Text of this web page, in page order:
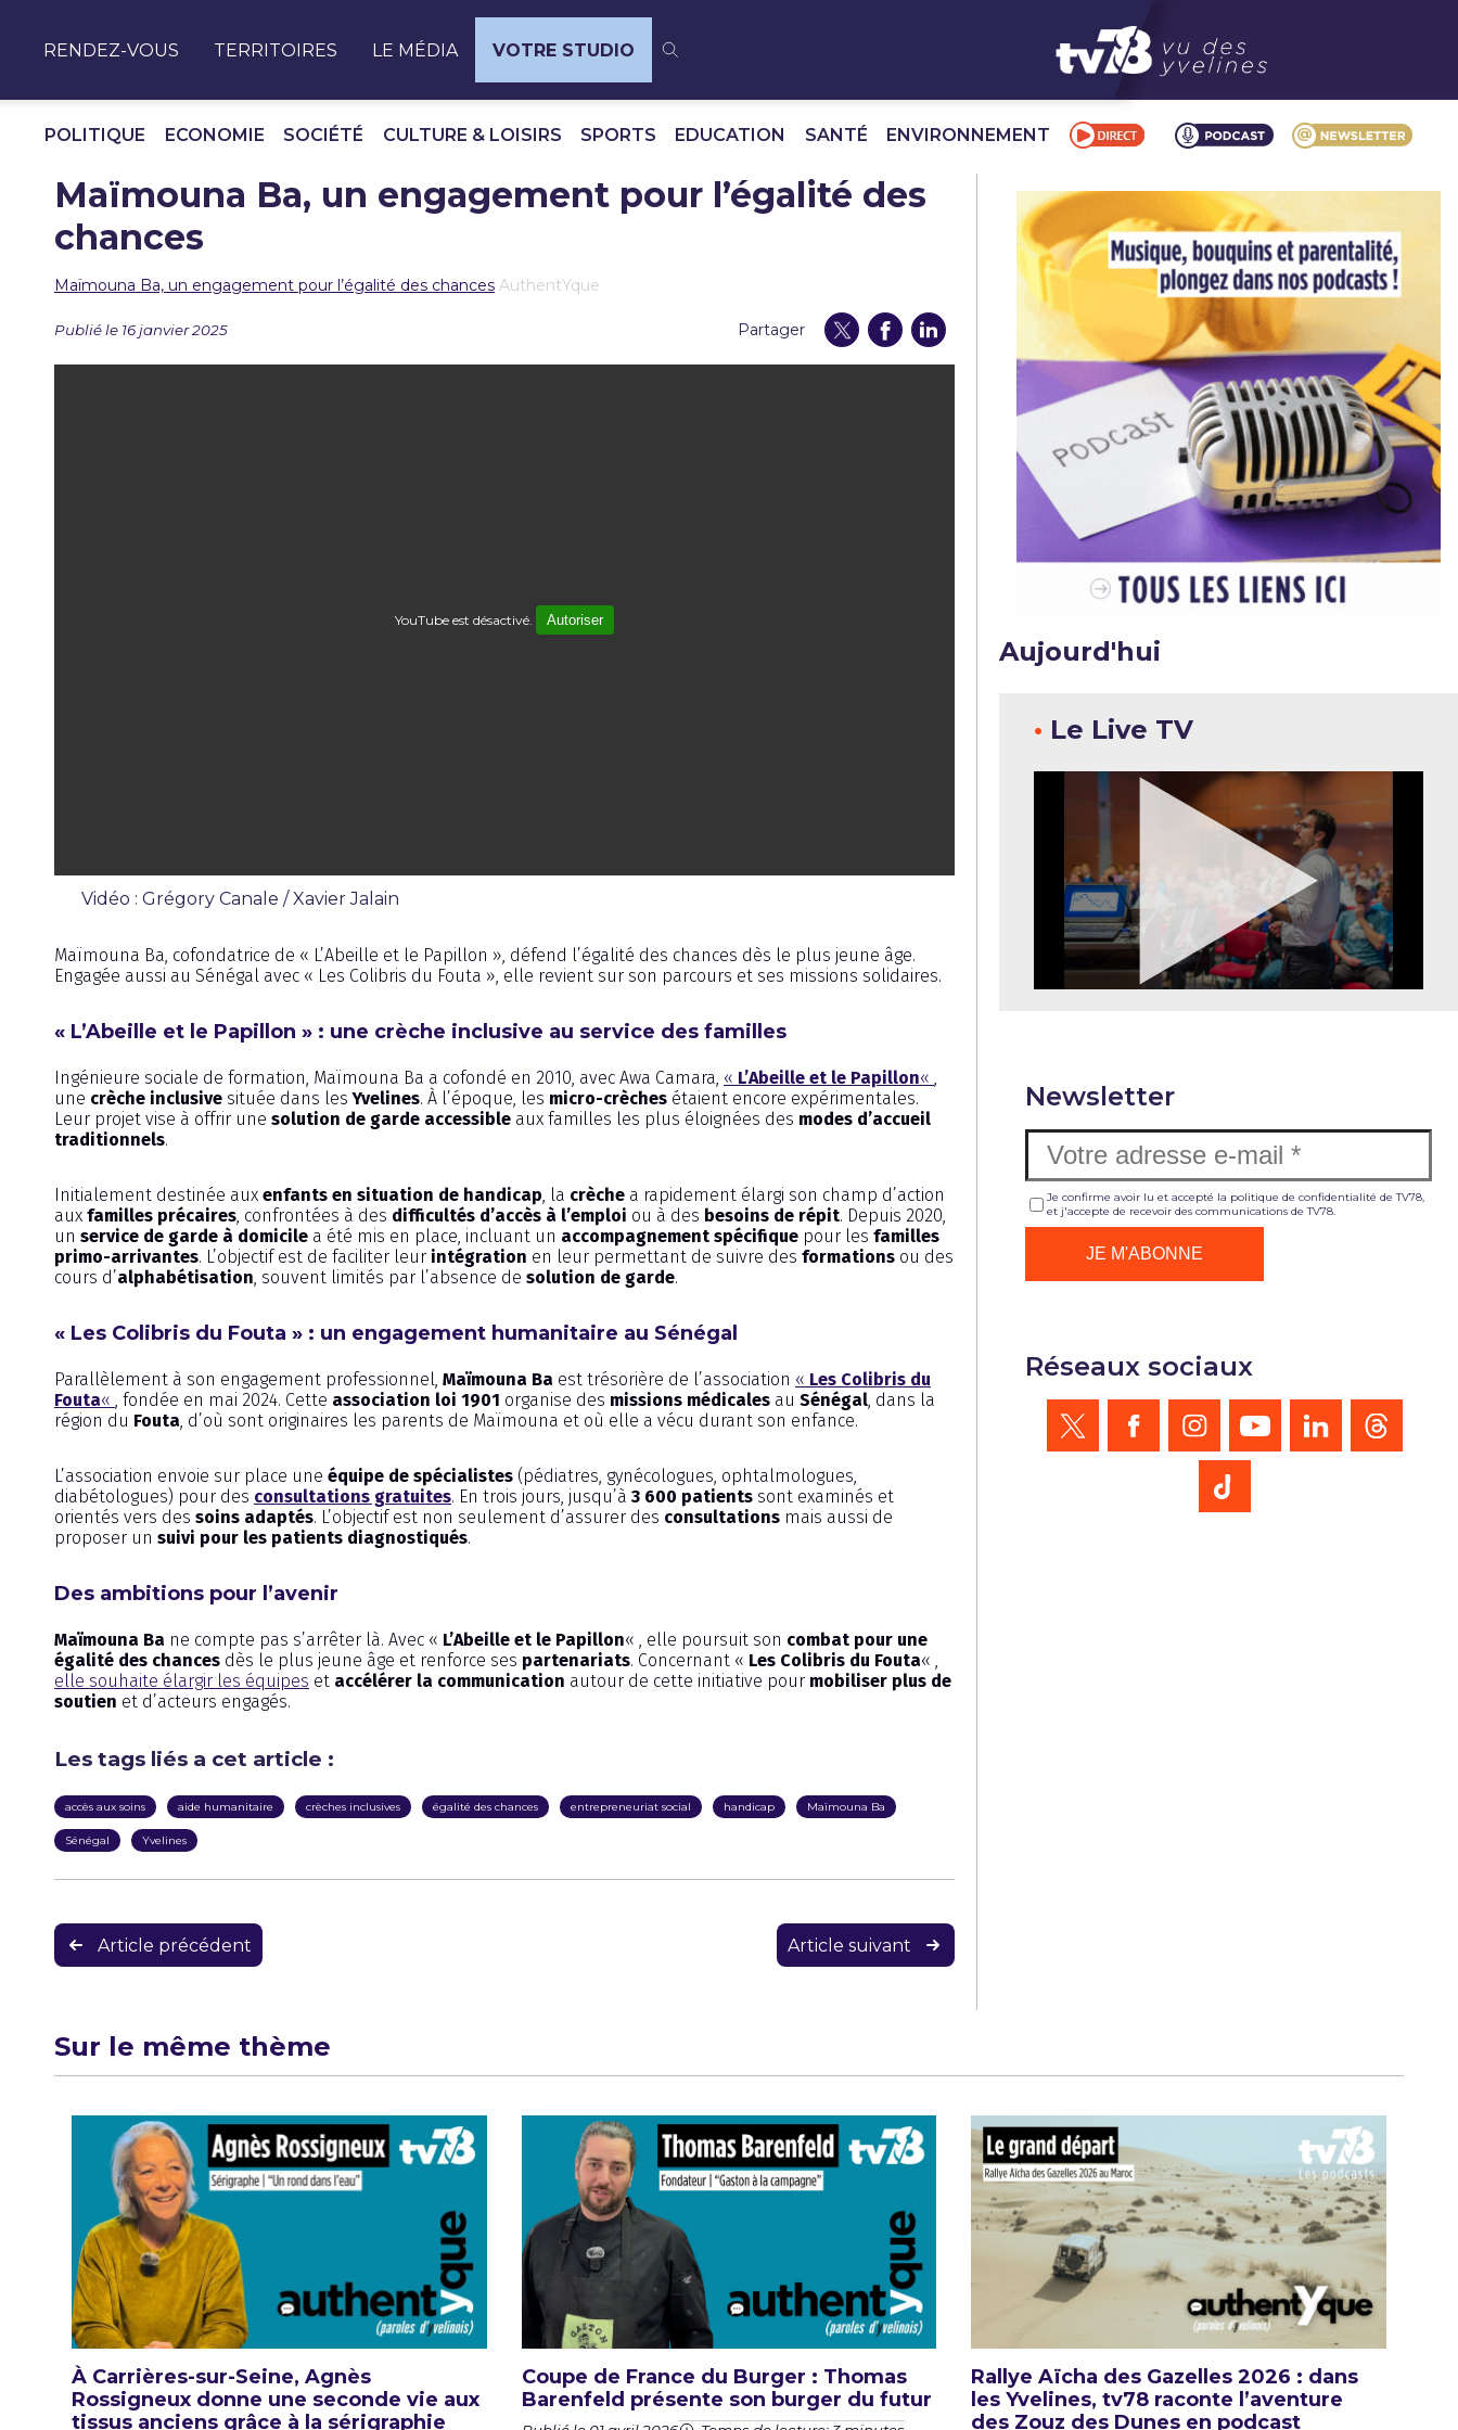
RENDEZ-VOUS TERRITOIRES LE MÉDIA VOTRE STUDIO
POLITIQUE ECONOMIE SOCIÉTÉ CULTURE & LOISIRS SPORTS EDUCATION SANTÉ ENVIRONNEMENT
Maïmouna Ba, un engagement pour l’égalité des
chances
Maïmouna Ba, un engagement pour l’égalité des chances AuthentYque
Publié le 16 janvier 2025 Partager
YouTube est désactivé. Autoriser
Vidéo : Grégory Canale / Xavier Jalain
Maïmouna Ba, cofondatrice de « L’Abeille et le Papillon », défend l’égalité des chances dès le plus jeune âge.
Engagée aussi au Sénégal avec « Les Colibris du Fouta », elle revient sur son parcours et ses missions solidaires.
« L’Abeille et le Papillon » : une crèche inclusive au service des familles
Ingénieure sociale de formation, Maïmouna Ba a cofondé en 2010, avec Awa Camara, « L’Abeille et le Papillon« ,
une crèche inclusive située dans lesYvelines. À l’époque, les micro-crèches étaient encore expérimentales.
Leur projet vise à offrir une solution de garde accessible aux familles les plus éloignées des modes d’accueil
traditionnels.
Initialement destinée aux enfants en situation de handicap, la crèche a rapidement élargi son champ d’action
aux familles précaires, confrontées à des difficultés d’accès à l’emploi ou à des besoins de répit. Depuis 2020,
un service de garde à domicile a été mis en place, incluant un accompagnement spécifique pour les familles
primo-arrivantes. L’objectif est de faciliter leur intégration en leur permettant de suivre des formations ou des
cours d’alphabétisation, souvent limités par l’absence de solution de garde.
« Les Colibris du Fouta » : un engagement humanitaire au Sénégal
Parallèlement à son engagement professionnel, Maïmouna Ba est trésorière de l’association « Les Colibris du
Fouta« , fondée en mai 2024. Cette association loi 1901 organise des missions médicales au Sénégal, dans la
région du Fouta, d’où sont originaires les parents de Maïmouna et où elle a vécu durant son enfance.
L’association envoie sur place une équipe de spécialistes (pédiatres, gynécologues, ophtalmologues,
diabétologues) pour des consultations gratuites. En trois jours, jusqu’à 3 600 patients sont examinés et
orientés vers des soins adaptés. L’objectif est non seulement d’assurer des consultations mais aussi de
proposer un suivi pour les patients diagnostiqués.
Des ambitions pour l’avenir
Maïmouna Ba ne compte pas s’arrêter là. Avec « L’Abeille et le Papillon« , elle poursuit son combat pour une
égalité des chances dès le plus jeune âge et renforce ses partenariats. Concernant « Les Colibris du Fouta« ,
elle souhaite élargir les équipes et accélérer la communication autour de cette initiative pour mobiliser plus de
soutien et d’acteurs engagés.
Les tags liés a cet article :
accès aux soins aide humanitaire crèches inclusives égalité des chances entrepreneuriat social handicap Maïmouna Ba
Sénégal Yvelines
Navigation
de
Article précédent Article suivant
Aujourd'hui
• Le Live TV
Newsletter
Je confirme avoir lu et accepté la politique de confidentialité de TV78,
et j'accepte de recevoir des communications de TV78.
Réseaux sociaux
Sur le même thème
À Carrières-sur-Seine, Agnès
Rossigneux donne une seconde vie aux
tissus anciens grâce à la sérigraphie
Coupe de France du Burger : Thomas
Barenfeld présente son burger du futur
Rallye Aïcha des Gazelles 2026 : dans
les Yvelines, tv78 raconte l’aventure
des Zouz des Dunes en podcast